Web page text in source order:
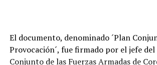
El documento, denominado ´Plan
Provocación´, fue firmado por el jefe
Conjunto de las Fuerzas Armadas de